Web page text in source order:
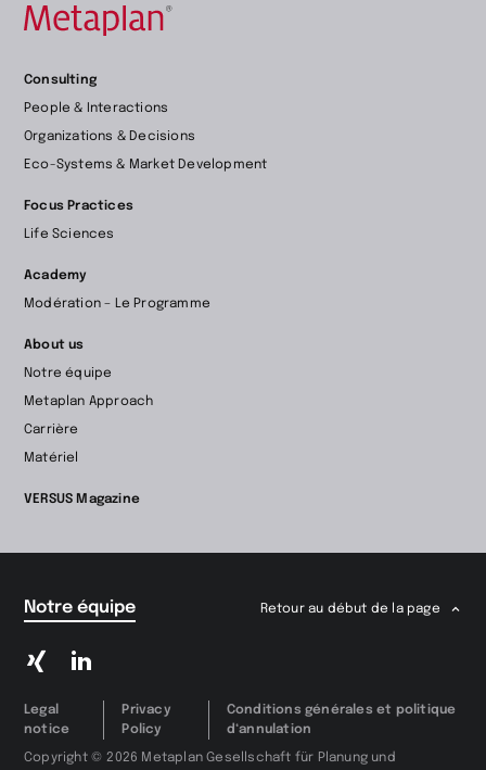
à
page
Consulting
People & Interactions
Organizations & Decisions
Eco-Systems & Market Development
Focus Practices
Life Sciences
Academy
Modération – Le Programme
About us
Notre équipe
Metaplan Approach
Carrière
Matériel
VERSUS Magazine
Notre équipe Retour au début de la page
Passer
Xing
Passer
LinkedIn
Legal
notice
Privacy
Policy
Conditions générales et politique
d‘annulation
Copyright © 2026 Metaplan Gesellschaft für Planung und